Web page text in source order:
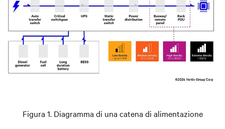
Figura 1. Diagramma di una catena di alimentazione